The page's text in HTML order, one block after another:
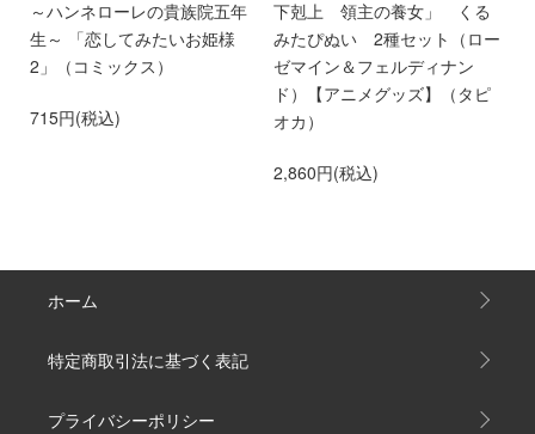
～ハンネローレの貴族院五年
生～ 「恋してみたいお姫様
2」（コミックス）
715円(税込)
下剋上 領主の養女」 くる
みたぴぬい 2種セット（ロー
ゼマイン＆フェルディナン
ド）【アニメグッズ】（タピ
オカ）
2,860円(税込)
ホーム
特定商取引法に基づく表記
プライバシーポリシー